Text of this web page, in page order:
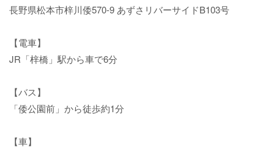
長野県松本市梓川倭570-9 あずさリバーサイドB103号
【電車】
JR「梓橋」駅から車で6分
【バス】
「倭公園前」から徒歩約1分
【車】